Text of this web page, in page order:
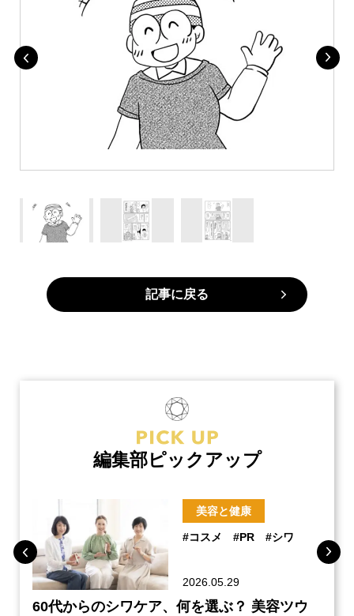
記事に戻る
編集部ピックアップ
美容と健康
#コスメ #PR #シワ
2026.05.29
60代からのシワケア、何を選ぶ？ 美容ツウ